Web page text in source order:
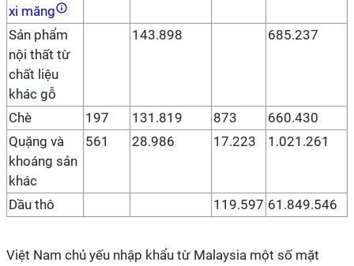
xi măng
Sản phẩm
nội thất từ
chất liệu
khác gỗ
143.898 685.237
Chè 197 131.819 873
660.430
Quặng và
khoáng sản
khác
561 28.986 17.223 1.021.261
Dầu thô 119.597 61.849.546
Việt Nam chủ yếu nhập khẩu từ Malaysia một số mặt